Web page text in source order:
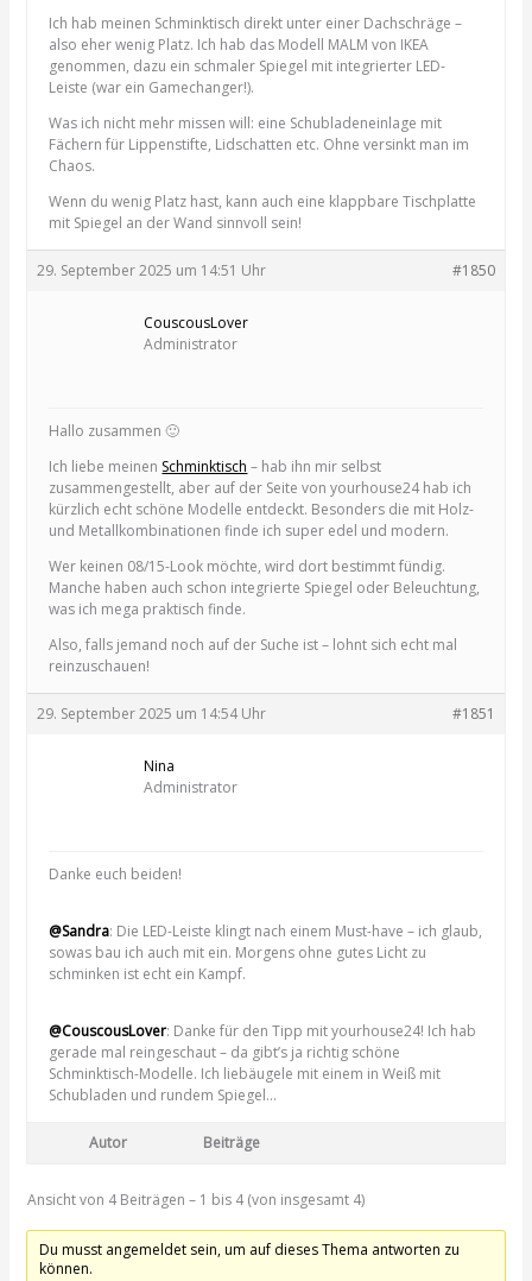
Ich hab meinen Schminktisch direkt unter einer Dachschräge –
also eher wenig Platz. Ich hab das Modell MALM von IKEA
genommen, dazu ein schmaler Spiegel mit integrierter LED-
Leiste (war ein Gamechanger!).
Was ich nicht mehr missen will: eine Schubladeneinlage mit
Fächern für Lippenstifte, Lidschatten etc. Ohne versinkt man im
Chaos.
Wenn du wenig Platz hast, kann auch eine klappbare Tischplatte
mit Spiegel an der Wand sinnvoll sein!
29. September 2025 um 14:51 Uhr #1850
CouscousLover
Administrator
Hallo zusammen 🙂
Ich liebe meinen Schminktisch – hab ihn mir selbst
zusammengestellt, aber auf der Seite von yourhouse24 hab ich
kürzlich echt schöne Modelle entdeckt. Besonders die mit Holz-
und Metallkombinationen finde ich super edel und modern.
Wer keinen 08/15-Look möchte, wird dort bestimmt fündig.
Manche haben auch schon integrierte Spiegel oder Beleuchtung,
was ich mega praktisch finde.
Also, falls jemand noch auf der Suche ist – lohnt sich echt mal
reinzuschauen!
29. September 2025 um 14:54 Uhr #1851
Nina
Administrator
Danke euch beiden!
@Sandra: Die LED-Leiste klingt nach einem Must-have – ich glaub,
sowas bau ich auch mit ein. Morgens ohne gutes Licht zu
schminken ist echt ein Kampf.
@CouscousLover: Danke für den Tipp mit yourhouse24! Ich hab
gerade mal reingeschaut – da gibt’s ja richtig schöne
Schminktisch-Modelle. Ich liebäugele mit einem in Weiß mit
Schubladen und rundem Spiegel…
Autor Beiträge
Ansicht von 4 Beiträgen – 1 bis 4 (von insgesamt 4)
Du musst angemeldet sein, um auf dieses Thema antworten zu
können.